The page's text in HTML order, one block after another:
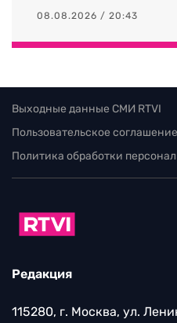
08.08.2026 / 20:43
Выходные данные СМИ RTVI
Пользовательское соглашение
Политика обработки
Редакция
115280, г. Москва, ул.